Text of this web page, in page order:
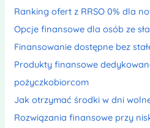
Ranking ofert z RRSO 0% dla
Opcje finansowe dla osób ze
Finansowanie dostępne bez
Produkty finansowe
pożyczkobiorcom
Jak otrzymać środki w dni
Rozwiązania finansowe przy